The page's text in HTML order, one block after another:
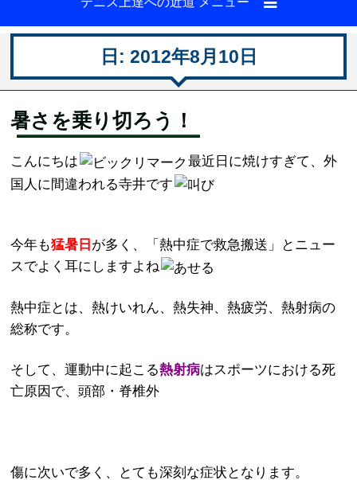
日: 2012年8月10日
暑さを乗り切ろう！
こんにちは
最近日に焼けすぎて、外
国人に間違われる寺井です
今年も猛暑日 が多く、「熱中症で救急搬送」とニュー
スでよく耳にしますよね
熱中症とは、熱けいれん、熱失神、熱疲労、熱射病の
総称です。
そして、運動中に起こる熱射病はスポーツにおける死
亡原因で、頭部・脊椎外
傷に次いで多く、とても深刻な症状となります。